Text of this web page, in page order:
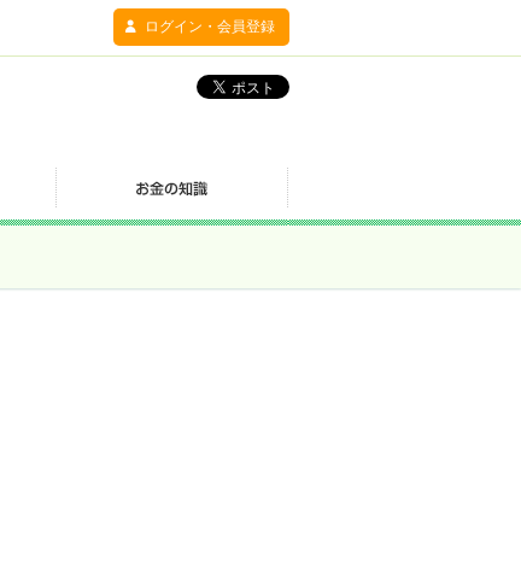
ログイン・会員登録